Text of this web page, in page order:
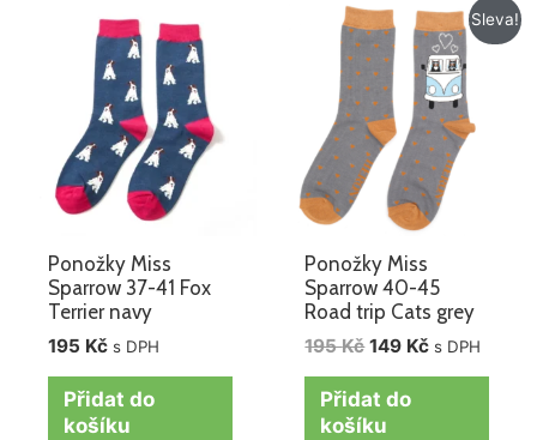
Ponožky Miss
Sparrow 37-41 Fox
Terrier navy
195 Kč s DPH
Přidat do
košíku
Sleva!
Ponožky Miss
Sparrow 40-45
Road trip Cats grey
195Kč
Původní
cena
byla:
195 Kč.
149 Kč
Aktuální
cena
je:
149 Kč.
s DPH
Přidat do
košíku